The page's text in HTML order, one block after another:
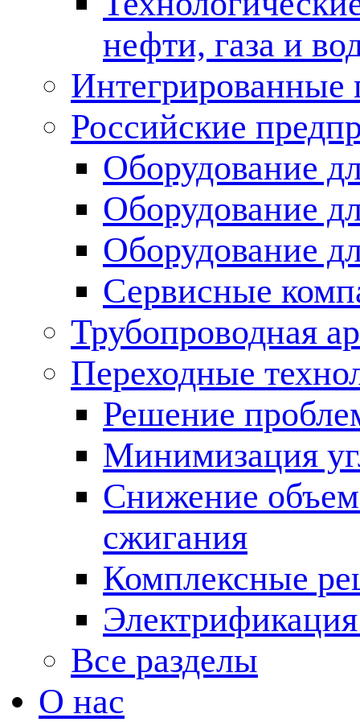
нефти, газа и
Российские
Оборудование
Оборудование
Оборудование
Сервисные
Трубопроводная
Переходные
Решение
Минимизация
Снижение
сжигания
Комплексные
Все разделы
О нас